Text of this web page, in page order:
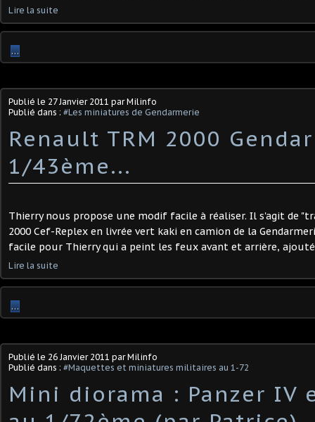
Lire la suite
…
Publié le 27 Janvier 2011 par Milinfo
Publié dans : #Les miniatures de Gendarmerie
Renault TRM 2000
1/43ème...
Thierry nous propose une modif facile à réaliser. Il s'agit de
2000 Cef-Replex en livrée vert kaki en camion de la
facile pour Thierry qui a peint les feux avant et arrière, ajouté
Lire la suite
…
Publié le 26 Janvier 2011 par Milinfo
Publié dans : #Maquettes et miniatures militaires au 1-72
Mini diorama : Panzer IV